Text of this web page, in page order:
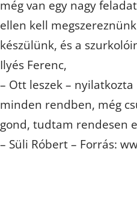
még van egy nagy
ellen kell
készülünk, és a
Ilyés Ferenc,
– Ott leszek –
minden rendben, még
gond, tudtam rendesen
– Süli Róbert – Forrás: